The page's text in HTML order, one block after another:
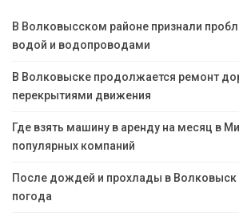
В Волковысском районе признали
водой и водопроводами
В Волковыске продолжается ремонт
перекрытиями движения
Где взять машину в аренду на месяц в
популярных компаний
После дождей и прохлады в Волковыск
погода